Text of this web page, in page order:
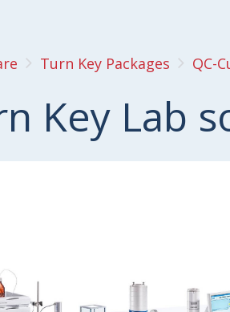
Turn Key Packages QC-
Key Lab